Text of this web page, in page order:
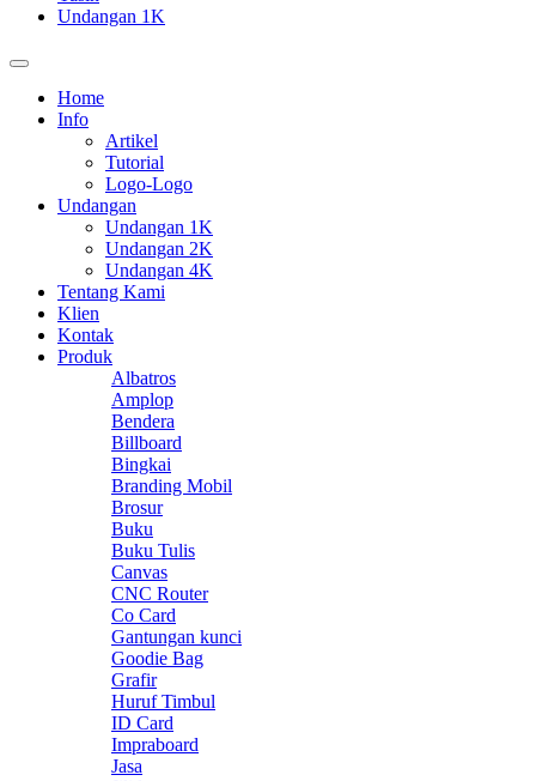
Undangan 1K
Home
Info
Artikel
Tutorial
Logo-Logo
Undangan
Undangan 1K
Undangan 2K
Undangan 4K
Tentang Kami
Klien
Kontak
Produk
Albatros
Amplop
Bendera
Billboard
Bingkai
Branding Mobil
Brosur
Buku
Buku Tulis
Canvas
CNC Router
Co Card
Gantungan kunci
Goodie Bag
Grafir
Huruf Timbul
ID Card
Impraboard
Jasa